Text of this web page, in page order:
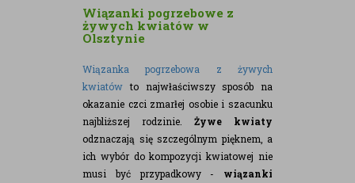
Wiązanki pogrzebowe z
żywych kwiatów w
Olsztynie
Wiązanka pogrzebowa z żywych
kwiatów to najwłaściwszy sposób na
okazanie czci zmarłej osobie i szacunku
najbliższej rodzinie. Żywe kwiaty
odznaczają się szczególnym pięknem, a
ich wybór do kompozycji kwiatowej nie
musi być przypadkowy - wiązanki